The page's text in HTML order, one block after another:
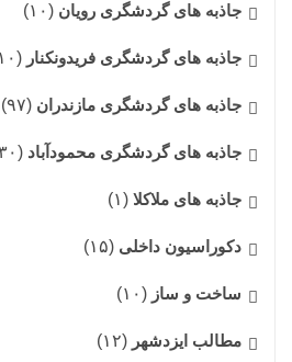
جاذبه های گردشگری رویان (۱۰)
جاذبه های گردشگری فریدونکنار (۱۰)
جاذبه های گردشگری مازندران (۹۷)
جاذبه های گردشگری محمودآباد (۳۰)
جاذبه های ملاکلا (۱)
دکوراسیون داخلی (۱۵)
ساخت و ساز (۱۰)
مطالب ایزدشهر (۱۲)